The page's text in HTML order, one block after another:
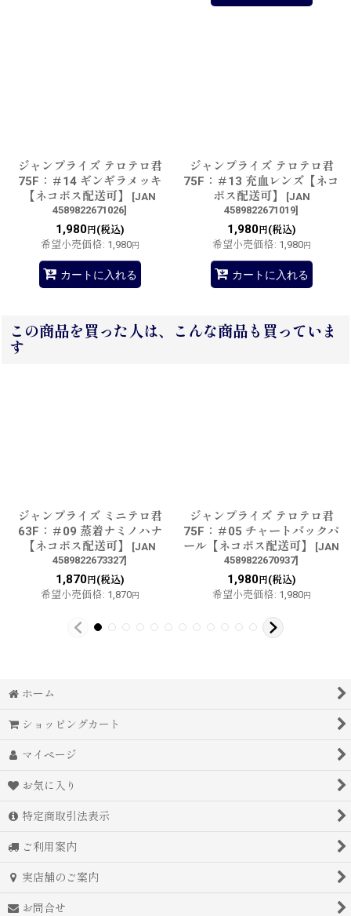
ジャンプライズ テロテロ君
75F：＃14 ギンギラメッキ
【ネコポス配送可】
[JAN
4589822671026]
1,980円(税込)
希望小売価格: 1,980円
カートに入れる
ジャンプライズ テロテロ君
75F：＃13 充血レンズ【ネコ
ポス配送可】
[JAN
4589822671019]
1,980円(税込)
希望小売価格: 1,980円
カートに入れる
この商品を買った人は、こんな商品も買っていま
す
ジャンプライズ ミニテロ君
63F：＃09 蒸着ナミノハナ
【ネコポス配送可】
[JAN
4589822673327]
1,870円(税込)
希望小売価格: 1,870円
ジャンプライズ テロテロ君
75F：＃05 チャートバックパ
ール【ネコポス配送可】
[JAN
4589822670937]
1,980円(税込)
希望小売価格: 1,980円
ホーム
ショッピングカート
マイページ
お気に入り
特定商取引法表示
ご利用案内
実店舗のご案内
お問合せ